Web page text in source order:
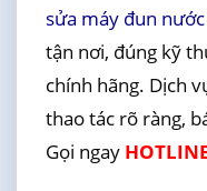
sửa máy đun
tận nơi, đúng kỹ
chính hãng. Dịch
thao tác rõ ràng,
Gọi ngay